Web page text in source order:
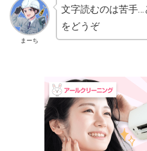
まーち
文字読むのは苦手…
をどうぞ